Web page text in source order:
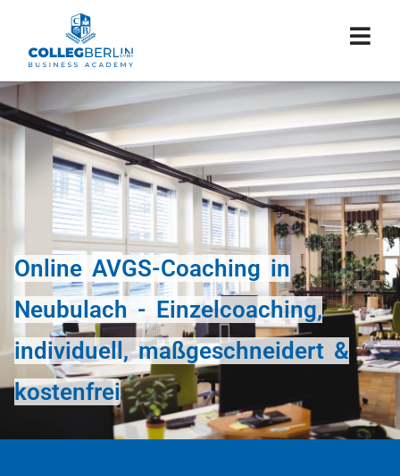
Online AVGS-Coaching in
Neubulach - Einzelcoaching,
individuell, maßgeschneidert &
kostenfrei